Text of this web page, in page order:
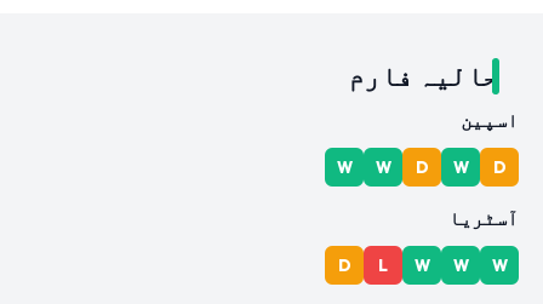
حالیہ فارم
اسپین
D
W
D
W
W
آسٹریا
W
W
W
L
D